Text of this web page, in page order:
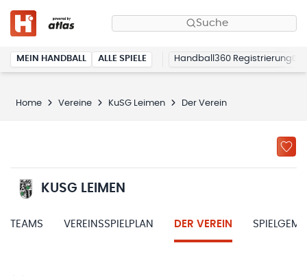
Suche
MEIN HANDBALL ALLE SPIELE Handball360 Registrierung
Home Vereine KuSG Leimen Der Verein
KUSG LEIMEN
TEAMS VEREINSSPIELPLAN DER VEREIN